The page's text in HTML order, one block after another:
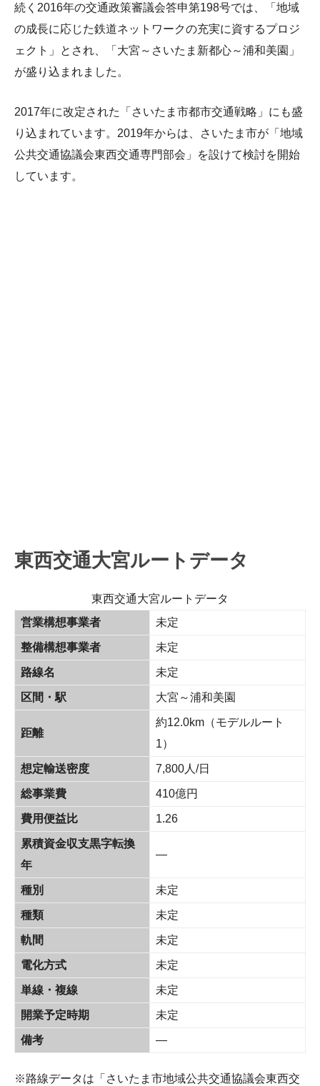
続く2016年の交通政策審議会答申第198号では、「地域
の成長に応じた鉄道ネットワークの充実に資するプロジ
ェクト」とされ、「大宮～さいたま新都心～浦和美園」
が盛り込まれました。
2017年に改定された「さいたま市都市交通戦略」にも盛
り込まれています。2019年からは、さいたま市が「地域
公共交通協議会東西交通専門部会」を設けて検討を開始
しています。
東西交通大宮ルートデータ
東西交通大宮ルートデータ
営業構想事業者
未定
整備構想事業者 未定
路線名 未定
区間・駅 大宮～浦和美園
距離
約12.0km（モデルルート
1）
想定輸送密度 7,800人/日
総事業費 410億円
費用便益比 1.26
累積資金収支黒字転換
年
—
種別 未定
種類 未定
軌間 未定
電化方式 未定
単線・複線 未定
開業予定時期 未定
備考 —
※路線データは「さいたま市地域公共交通協議会東西交